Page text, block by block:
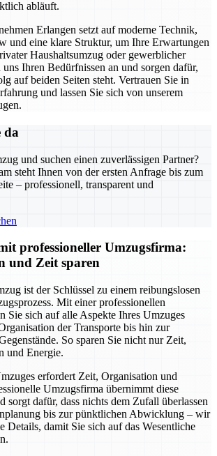
abläuft.
Erlangen setzt auf moderne Technik,
und eine klare Struktur, um Ihre Erwartungen
Haushaltsumzug oder gewerblicher
Ihren Bedürfnissen an und sorgen dafür,
auf beiden Seiten steht. Vertrauen Sie in
und lassen Sie sich von unserem
da
und suchen einen zuverlässigen Partner?
steht Ihnen von der ersten Anfrage bis zum
– professionell, transparent und
professioneller Umzugsfirma:
und Zeit sparen
ist der Schlüssel zu einem reibungslosen
Mit einer professionellen
Sie sich auf alle Aspekte Ihres Umzuges
der Transporte bis hin zur
So sparen Sie nicht nur Zeit,
und Energie.
erfordert Zeit, Organisation und
Umzugsfirma übernimmt diese
sorgt dafür, dass nichts dem Zufall überlassen
bis zur pünktlichen Abwicklung – wir
Details, damit Sie sich auf das Wesentliche